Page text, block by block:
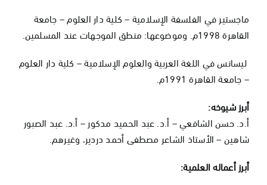
ماجستير في الفلسفة الإسلامية – كلية دار العلوم – جامعة
القاهرة 1998م. وموضوعها: منطق الموجهات عند المسلمين.
ليسانس في اللغة العربية والعلوم الإسلامية – كلية دار العلوم
– جامعة القاهرة 1991م.
أبرز شيوخه:
أ.د. حسن الشافعي – أ.د. عبد الحميد مدكور – أ.د. عبد الصبور
شاهين – الأستاذ الشاعر مصطفى أحمد دردير، وغيرهم.
أبرز أعماله العلمية: